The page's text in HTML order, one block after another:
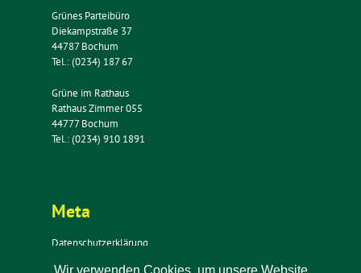
Grünes Parteibüro
Diekampstraße 37
44787 Bochum
Tel.: (0234) 187 67
Grüne im Rathaus
Rathaus Zimmer 055
44777 Bochum
Tel.: (0234) 910 1891
Meta
Datenschutzerklärung
Impressum